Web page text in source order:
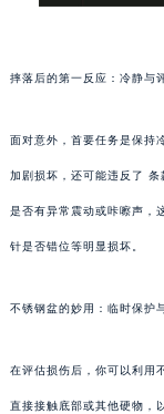
摔落后的第一反应：冷静与
面对意外，首要任务是保
加剧损坏，还可能违反了
是否有异常震动或咔嚓声，
针是否错位等明显损坏。
不锈钢盆的妙用：临时保护
在评估损伤后，你可以利用
直接接触底部或其他硬物，